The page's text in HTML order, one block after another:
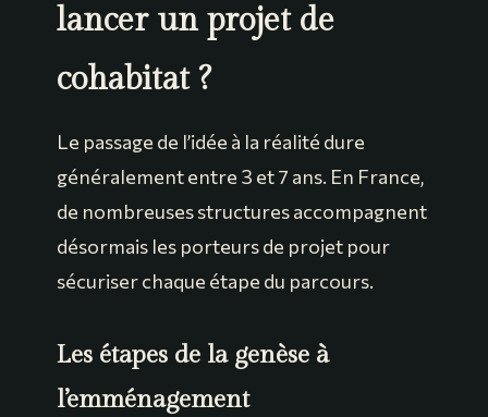
lancer un projet de
cohabitat ?
Le passage de l’idée à la réalité dure
généralement entre 3 et 7 ans. En France,
de nombreuses structures accompagnent
désormais les porteurs de projet pour
sécuriser chaque étape du parcours.
Les étapes de la genèse à
l’emménagement